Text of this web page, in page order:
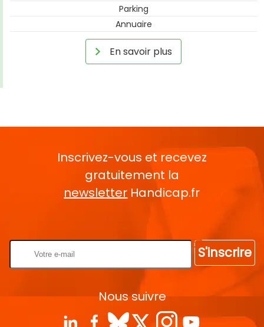
Parking
Annuaire
En savoir plus
Inscrivez-vous et recevez
gratuitement la
newsletter Handicap.fr
S'inscrire
Nous suivre